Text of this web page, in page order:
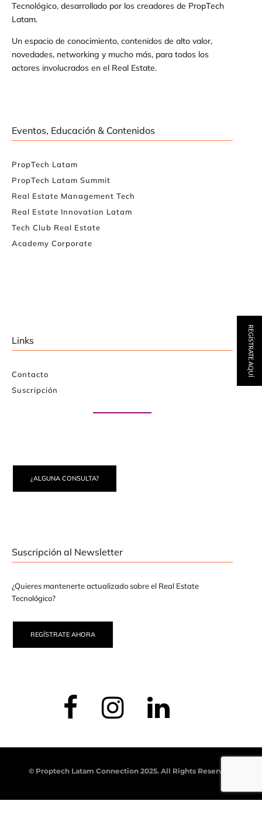
Tecnológico, desarrollado por los creadores de PropTech
Latam.
Un espacio de conocimiento, contenidos de alto valor,
novedades, networking y mucho más, para todos los
actores involucrados en el Real Estate.
Eventos, Educación & Contenidos
PropTech Latam
PropTech Latam Summit
Real Estate Management Tech
Real Estate Innovation Latam
Tech Club Real Estate
Academy Corporate
Links
Contacto
Suscripción
¿ALGUNA CONSULTA?
Suscripción al Newsletter
¿Quieres mantenerte actualizado sobre el Real Estate
Tecnológico?
REGÍSTRATE AHORA
© Proptech Latam Connection 2025. All Rights Reserved.
REGÍSTRATE AQUÍ